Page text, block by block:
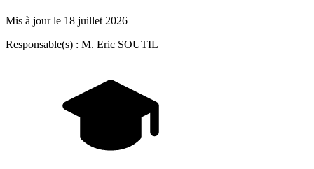
Mis à jour le 18 juillet 2026
Responsable(s) : M. Eric SOUTIL